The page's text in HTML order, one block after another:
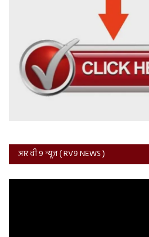
आर वी 9 न्यूज़ ( RV9 NEWS )